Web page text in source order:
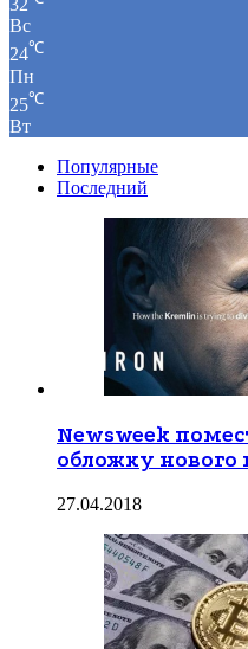
32
Вс
24℃
Пн
25℃
Вт
Популярные
Последний
Newsweek
обложку нового
27.04.2018